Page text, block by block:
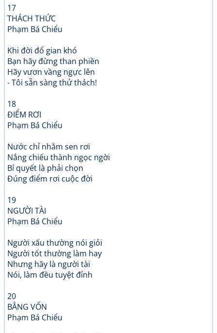
17
THÁCH THỨC
Phạm Bá Chiểu
Khi đời đổ gian khó
Bạn hãy đừng than phiền
Hãy vươn vầng ngực lên
- Tôi sẵn sàng thử thách!
18
ĐIỂM RƠI
Phạm Bá Chiểu
Nước chỉ nhằm sen rơi
Nắng chiếu thành ngọc ngời
Bí quyết là phải chọn
Đúng điểm rơi cuộc đời
19
NGƯỜI TÀI
Phạm Bá Chiểu
Người xấu thường nói giỏi
Người tốt thường làm hay
Nhưng hãy là người tài
Nói, làm đều tuyệt đỉnh
20
BẰNG VỐN
Phạm Bá Chiểu